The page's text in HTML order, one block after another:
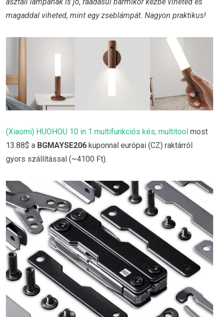
magaddal viheted, mint egy zseblámpát. Nagyon praktikus!
(Xiaomi) HUOHOU 10 in 1 multifunkciós kés, multitool most
13.88$ a BGMAYSE206 kuponnal európai (CZ) raktárról
gyors szállítással (~4100 Ft).